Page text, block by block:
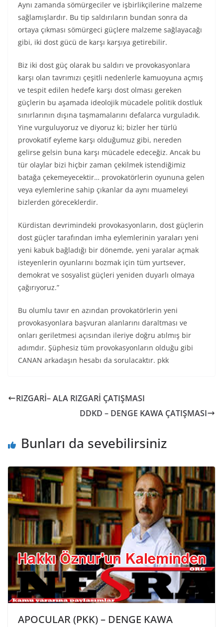
Aynı zamanda sömürgeciler ve işbirlikçilerine malzeme
sağlamışlardır. Bu tip saldırıların bundan sonra da
ortaya çıkması sömürgeci güçlere malzeme sağlayacağı
gibi, iki dost gücü de karşı karşıya getirebilir.
Biz iki dost güç olarak bu saldırı ve provokasyonlara
karşı olan tavrımızı çeşitli nedenlerle kamuoyuna açmış
ve tespit edilen hedefe karşı dost olması gereken
güçlerin bu aşamada ideolojik mücadele politik dostluk
sınırlarının dışına taşmamalarını defalarca vurguladık.
Yine vurguluyoruz ve diyoruz ki; bizler her türlü
provokatif eyleme karşı olduğumuz gibi, nereden
gelirse gelsin buna karşı mücadele edeceğiz. Ancak bu
tür olaylar bizi hiçbir zaman çekilmek istendiğimiz
batağa çekemeyecektir… provokatörlerin oyununa gelen
veya eylemlerine sahip çıkanlar da aynı muameleyi
bizlerden göreceklerdir.
Kürdistan devrimindeki provokasyonların, dost güçlerin
dost güçler tarafından imha eylemlerinin yaraları yeni
yeni kabuk bağladığı bir dönemde, yeni yaralar açmak
isteyenlerin oyunlarını bozmak için tüm yurtsever,
demokrat ve sosyalist güçleri yeniden duyarlı olmaya
çağırıyoruz.”
Bu olumlu tavır en azından provokatörlerin yeni
provokasyonlara başvuran alanlarını daraltması ve
onları geriletmesi açısından ileriye doğru atılmış bir
adımdır. Şüphesiz tüm provokasyonların olduğu gibi
CANAN arkadaşın hesabı da sorulacaktır. pkk
RIZGARİ– ALA RIZGARİ ÇATIŞMASI
DDKD – DENGE KAWA ÇATIŞMASI
Bunları da sevebilirsiniz
APOCULAR (PKK) – DENGE KAWA